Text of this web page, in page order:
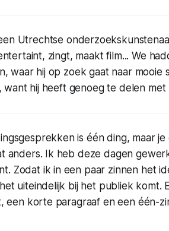
Utrechtse
zingt, maakt film... We
waar hij op zoek gaat naar mooie
hij heeft genoeg te delen met
is één ding, maar
anders. Ik heb deze dagen
Zodat ik in een paar zinnen het
uiteindelijk bij het publiek komt.
een korte paragraaf en een één-